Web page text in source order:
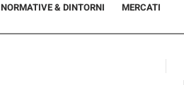
NORMATIVE & DINTORNI MERCATI